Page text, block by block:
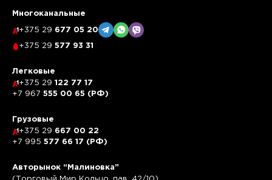
Многоканальные
+375 29 677 05 20
+375 29 577 93 31
Легковые
+375 29 122 77 17
+7 967 555 00 65 (РФ)
Грузовые
+375 29 667 00 22
+7 995 577 66 17 (РФ)
Авторынок “Малиновка”